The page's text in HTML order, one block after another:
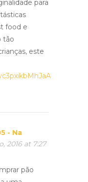
para
food e
tão
este
- Na
2016 at 7:27
pão